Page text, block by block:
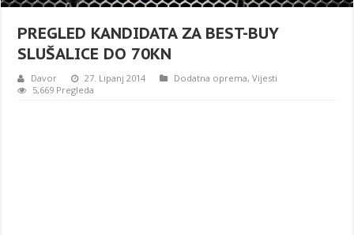
PREGLED KANDIDATA ZA BEST-BUY
SLUŠALICE DO 70KN
Davor 27. Lipanj 2014 Dodatna oprema,Vijesti
5,669 Pregleda